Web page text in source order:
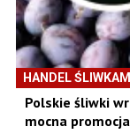
HANDEL
Polskie śliwki
mocna promocja